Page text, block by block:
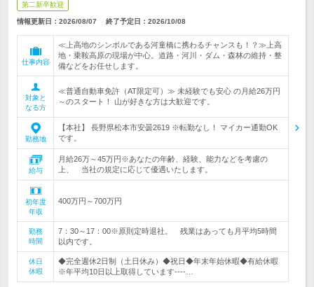
第二新卒歓迎
情報更新日：2026/08/07 終了予定日： 2026/10/08
仕事内容
≪上高地のシンボルである河童橋に携わるチャンスも！？≫上高
地・乗鞍高原の現場が中心。道路・河川・ダム・森林の維持・整
備などをお任せします。
対象と
なる方
≪普通自動車免許（AT限定可）≫ 未経験でも安心 の月給26万円
～のスタート！ 山が好きな方は大歓迎です。
勤務地
【本社】 長野県松本市安曇2619 ※転勤なし！ マイカー通勤OK
です。
給与
月給26万～45万円※あなたの年齢、経験、能力などを考慮の
上、 当社の規定に応じて優遇いたします。
初年度
年収
400万円～700万円
勤務
時間
7：30～17：00※原則定時退社。 残業はあっても月平均5時間
以内です。
休日
休暇
◆完全週休2日制（土日休み）◆祝日◆年末年始休暇◆有給休暇
※年平均10日以上取得しています----…